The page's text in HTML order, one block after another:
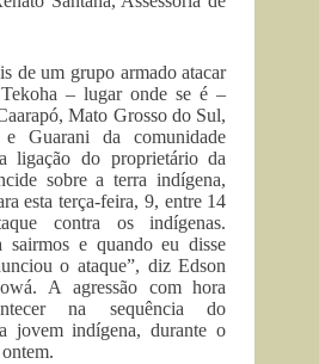
de um grupo armado atacar
– lugar onde se é –
Mato Grosso do Sul,
Guarani da comunidade
ligação do proprietário da
sobre a terra indígena,
esta terça-feira, 9, entre 14
contra os indígenas.
sairmos e quando eu disse
o ataque”, diz Edson
A agressão com hora
na sequência do
jovem indígena, durante o